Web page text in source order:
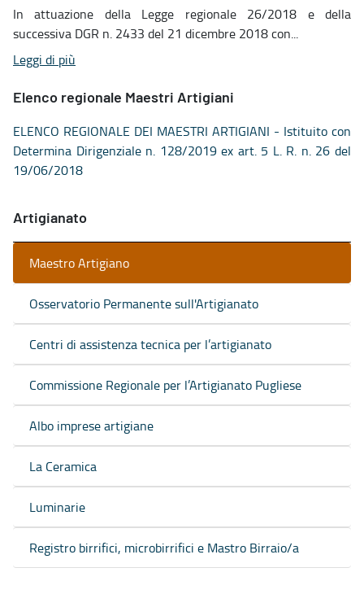
In attuazione della Legge regionale 26/2018 e della
successiva DGR n. 2433 del 21 dicembre 2018 con...
Leggi di più
Elenco regionale Maestri Artigiani
ELENCO REGIONALE DEI MAESTRI ARTIGIANI - Istituito con
Determina Dirigenziale n. 128/2019 ex art. 5 L. R. n. 26 del
19/06/2018
Artigianato
Maestro Artigiano
Osservatorio Permanente sull'Artigianato
Centri di assistenza tecnica per l’artigianato
Commissione Regionale per l’Artigianato Pugliese
Albo imprese artigiane
La Ceramica
Luminarie
Registro birrifici, microbirrifici e Mastro Birraio/a